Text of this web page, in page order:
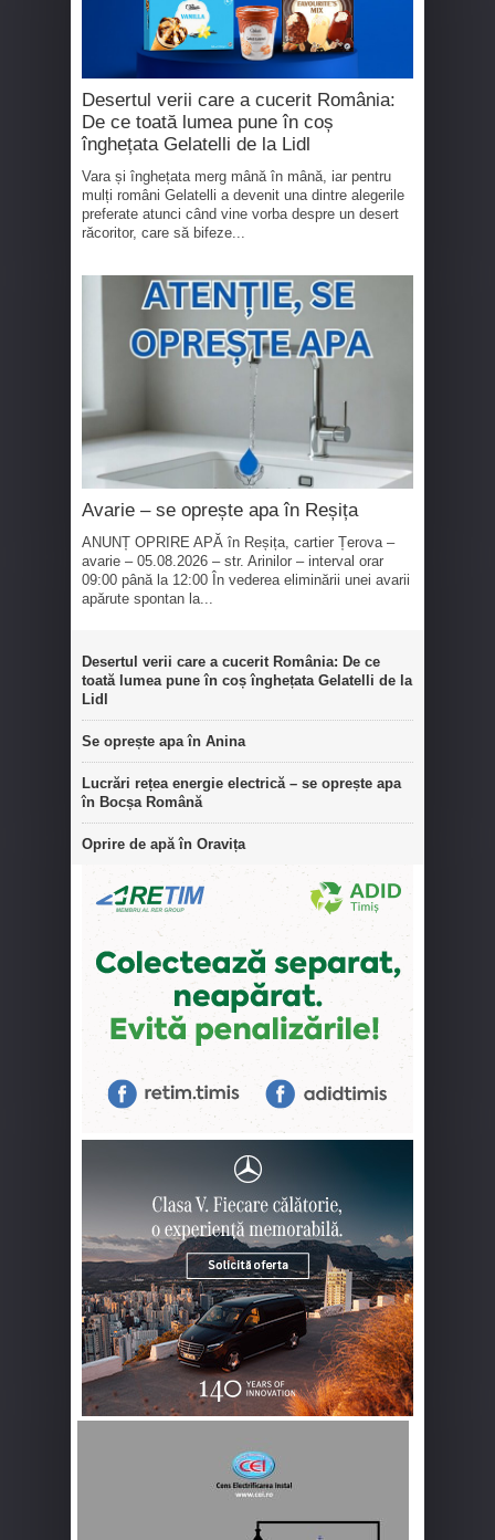
Desertul verii care a cucerit România:
De ce toată lumea pune în coș
înghețata Gelatelli de la Lidl
Vara și înghețata merg mână în mână, iar pentru
mulți români Gelatelli a devenit una dintre alegerile
preferate atunci când vine vorba despre un desert
răcoritor, care să bifeze...
Avarie – se oprește apa în Reșița
ANUNȚ OPRIRE APĂ în Reșița, cartier Țerova –
avarie – 05.08.2026 – str. Arinilor – interval orar
09:00 până la 12:00 În vederea eliminării unei avarii
apărute spontan la...
Desertul verii care a cucerit România: De ce
toată lumea pune în coș înghețata Gelatelli de la
Lidl
Se oprește apa în Anina
Lucrări rețea energie electrică – se oprește apa
în Bocșa Română
Oprire de apă în Oravița